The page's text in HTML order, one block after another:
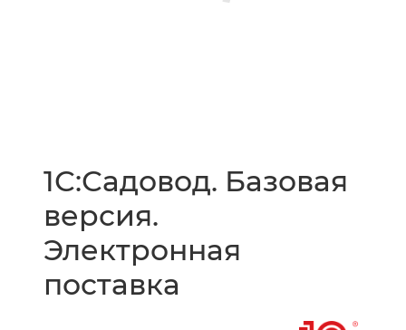
1С:Садовод. Базовая
версия.
Электронная
поставка